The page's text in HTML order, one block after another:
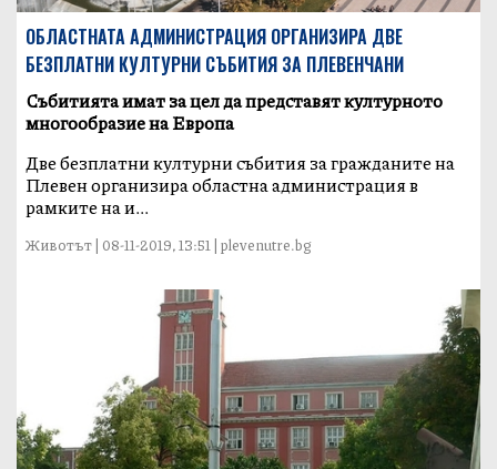
ОБЛАСТНАТА АДМИНИСТРАЦИЯ ОРГАНИЗИРА ДВЕ
БЕЗПЛАТНИ КУЛТУРНИ СЪБИТИЯ ЗА ПЛЕВЕНЧАНИ
Събитията имат за цел да представят културното
многообразие на Европа
Две безплатни културни събития за гражданите на
Плевен организира областна администрация в
рамките на и...
Животът | 08-11-2019, 13:51 | plevenutre.bg